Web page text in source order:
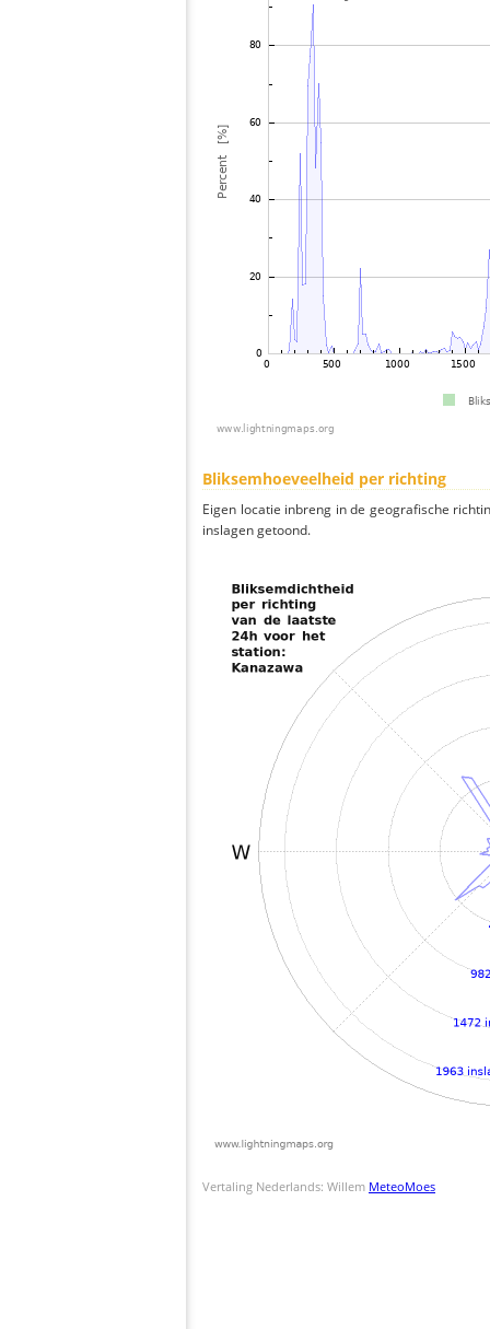
Bliksemhoeveelheid per richting
Eigen locatie inbreng in de geografische
inslagen getoond.
Vertaling Nederlands: Willem MeteoMoes